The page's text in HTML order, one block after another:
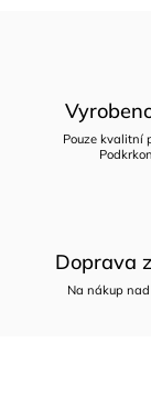
Pouze kvalitní
Doprava
Na nákup